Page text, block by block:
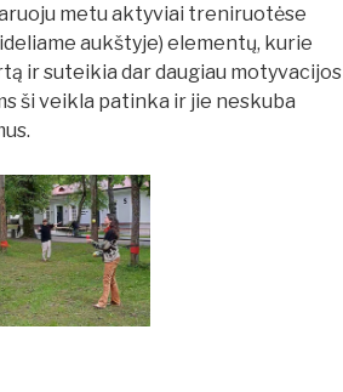
metu aktyviai treniruotėse
aukštyje) elementų, kurie
ir suteikia dar daugiau motyvacijos
ši veikla patinka ir jie neskuba